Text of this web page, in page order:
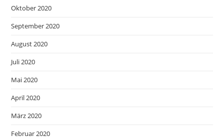
Oktober 2020
September 2020
August 2020
Juli 2020
Mai 2020
April 2020
März 2020
Februar 2020